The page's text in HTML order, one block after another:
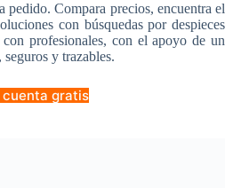
pedido. Compara precios, encuentra el
con búsquedas por despieces
profesionales, con el apoyo de un
y trazables.
cuenta gratis